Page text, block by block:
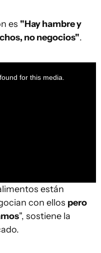
es "Hay hambre y
no negocios".
for this media.
están
con ellos pero
", sostiene la